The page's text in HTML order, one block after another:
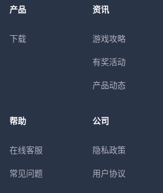
产品
下载
资讯
游戏攻略
有奖活动
产品动态
帮助
在线客服
常见问题
公司
隐私政策
用户协议